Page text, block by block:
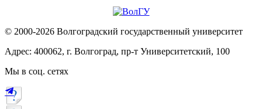
© 2000-2026 Волгоградский государственный университет
Адрес: 400062, г. Волгоград, пр-т Университетский, 100
Мы в соц. сетях